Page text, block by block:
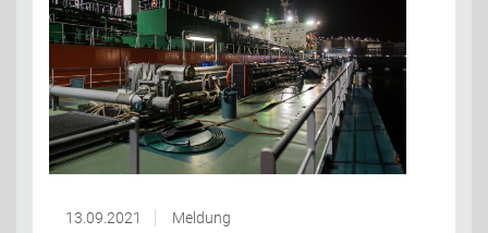
13.09.2021 Meldung